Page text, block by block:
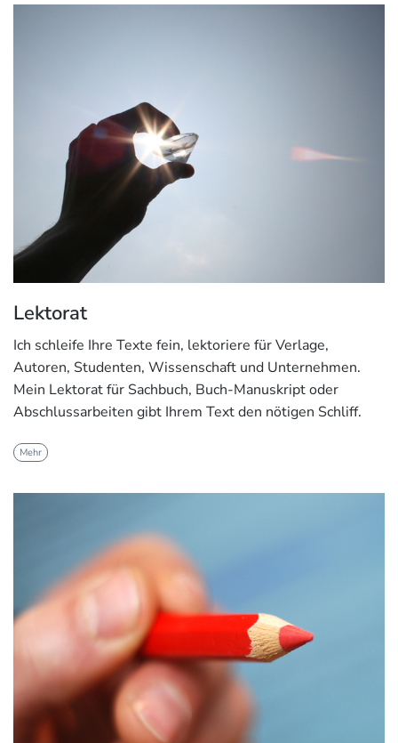
Lektorat
Ich schleife Ihre Texte fein, lektoriere für Verlage,
Autoren, Studenten, Wissenschaft und Unternehmen.
Mein Lektorat für Sachbuch, Buch-Manuskript oder
Abschlussarbeiten gibt Ihrem Text den nötigen Schliff.
Mehr